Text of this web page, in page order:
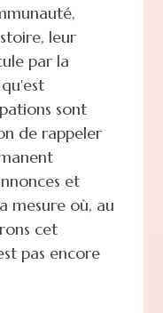
leur
par la
sont
de rappeler
et
mesure où, au
cet
pas encore